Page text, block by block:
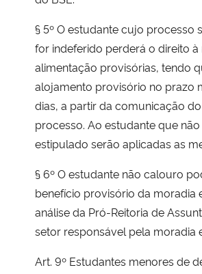
§ 5º O estudante cujo processo
for indeferido perderá o direito
alimentação provisórias, tendo
alojamento provisório no prazo
dias, a partir da comunicação
processo. Ao estudante que
estipulado serão aplicadas as
§ 6º O estudante não calouro
benefício provisório da moradia
análise da Pró-Reitoria de
setor responsável pela moradia
Art. 9º Estudantes menores de